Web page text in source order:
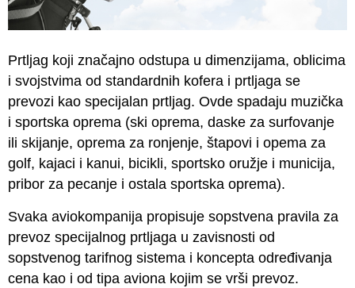
Prtljag koji značajno odstupa u dimenzijama, oblicima
i svojstvima od standardnih kofera i prtljaga se
prevozi kao specijalan prtljag. Ovde spadaju muzička
i sportska oprema (ski oprema, daske za surfovanje
ili skijanje, oprema za ronjenje, štapovi i opema za
golf, kajaci i kanui, bicikli, sportsko oružje i municija,
pribor za pecanje i ostala sportska oprema).
Svaka aviokompanija propisuje sopstvena pravila za
prevoz specijalnog prtljaga u zavisnosti od
sopstvenog tarifnog sistema i koncepta određivanja
cena kao i od tipa aviona kojim se vrši prevoz.